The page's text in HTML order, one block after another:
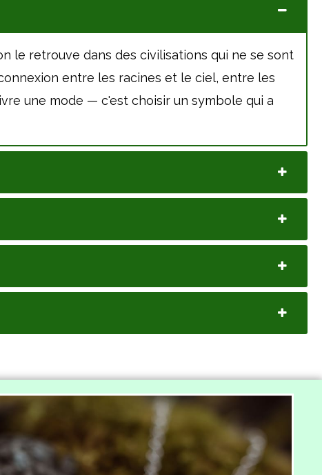
le retrouve dans des civilisations qui ne se sont
entre les racines et le ciel, entre les
une mode — c'est choisir un symbole qui a